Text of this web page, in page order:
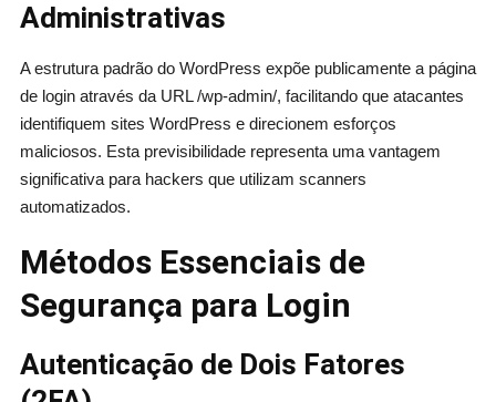
Administrativas
A estrutura padrão do WordPress expõe publicamente a página
de login através da URL /wp-admin/, facilitando que atacantes
identifiquem sites WordPress e direcionem esforços
maliciosos. Esta previsibilidade representa uma vantagem
significativa para hackers que utilizam scanners
automatizados.
Métodos Essenciais de
Segurança para Login
Autenticação de Dois Fatores